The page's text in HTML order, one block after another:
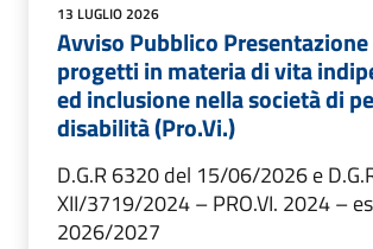
13 LUGLIO 2026
Avviso Pubblico
progetti in materia di vita
ed inclusione nella società di
disabilità (Pro.Vi.)
D.G.R 6320 del 15/06/2026 e
XII/3719/2024 – PRO.VI. 2024 –
2026/2027